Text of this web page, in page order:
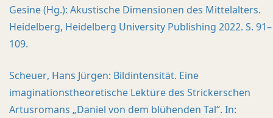
Gesine (Hg.): Akustische Dimensionen des Mittelalters.
Heidelberg, Heidelberg University Publishing 2022. S. 91–
109.
Scheuer, Hans Jürgen: Bildintensität. Eine
imaginationstheoretische Lektüre des Strickerschen
Artusromans „Daniel von dem blühenden Tal“. In: